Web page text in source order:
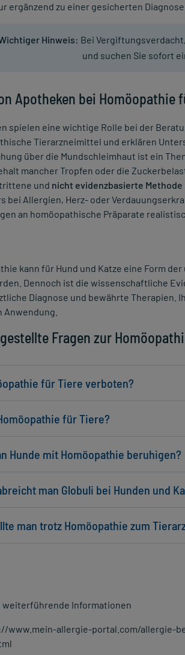
ergänzend zu einer gesicherten
Hinweis: Bei
und suchen Sie sofort
Apotheken bei Homöopathie
spielen eine wichtige Rolle bei der
Tierarzneimittel und erklären
über die Mundschleimhaut ist ein
mancher Tropfen oder die
und nicht evidenzbasierte Methode
bei Allergien, Herz- oder
an homöopathische Präparate
kann für Hund und Katze eine Form
Dennoch ist die wissenschaftliche
Diagnose und bewährte Therapien.
Fragen zur
für Tiere verboten?
für Tiere?
Hunde mit Homöopathie beruhigen?
man Globuli bei Hunden und
man trotz Homöopathie zum
weiterführende Informationen
www.mein-allergie-portal.com/allergie-